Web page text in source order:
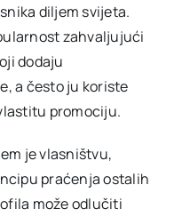
diljem svijeta.
zahvaljujući
dodaju
a često ju koriste
promociju.
je vlasništvu,
praćenja ostalih
može odlučiti